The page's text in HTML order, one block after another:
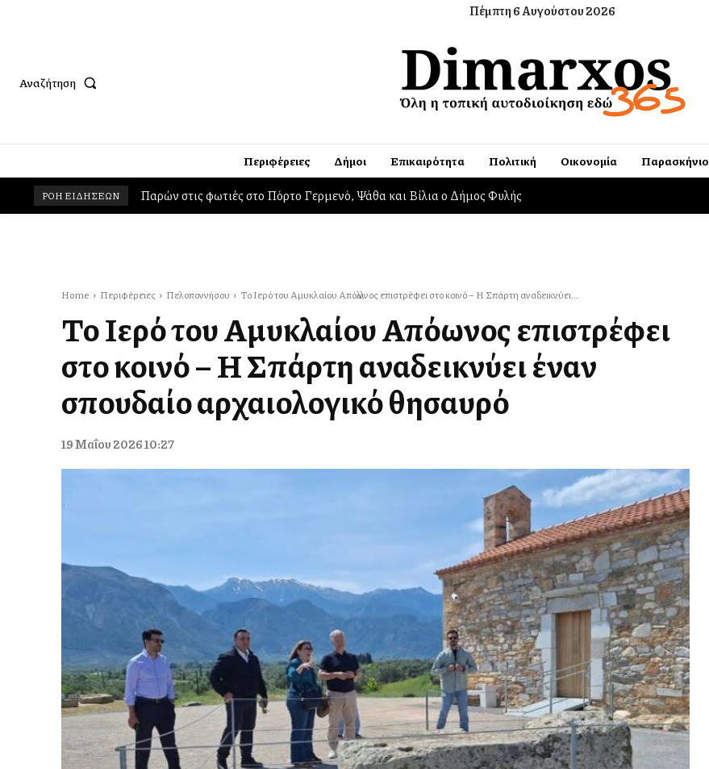
Πέμπτη 6 Αυγούστου 2026
Αναζήτηση
Περιφέρειες Δήμοι Επικαιρότητα Πολιτική Οικονομία Παρασκήνιο
ΡΟΗ ΕΙΔΗΣΕΩΝ Δήμος Βαρης Βούλας Βουλιαγμένης: Συλλογή ειδών πρώτης ανάγκης για πυρόπληκτους
Home Περιφέρειες Πελοποννήσου Το Ιερό του Αμυκλαίου Απόλλωνος επιστρέφει στο κοινό – Η Σπάρτη αναδεικνύει...
Το Ιερό του Αμυκλαίου Απόλλωνος επιστρέφει
στο κοινό – Η Σπάρτη αναδεικνύει έναν
σπουδαίο αρχαιολογικό θησαυρό
19 Μαΐου 2026 10:27